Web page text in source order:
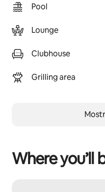
Pool
Lounge
Clubhouse
Grilling area
Where you’ll